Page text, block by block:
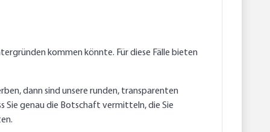
kommen könnte. Für diese Fälle bieten
dann sind unsere runden, transparenten
Sie genau die Botschaft vermitteln, die Sie